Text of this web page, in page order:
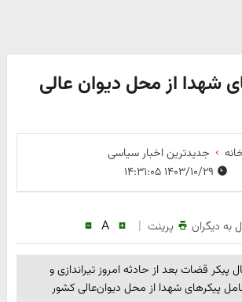
شهدا از محل دیوان‌ عالی
جدیدترین اخبار سیاسی
به دیگران پرینت |
A
پیکر قضات بعد از حادثه امروز تیراندازی و
پیکرهای شهدا از محل دیوان‌عالی کشور